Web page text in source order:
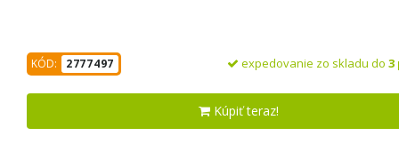
KÓD: 2777497 expedovanie zo skladu do 3
Kúpiť teraz!